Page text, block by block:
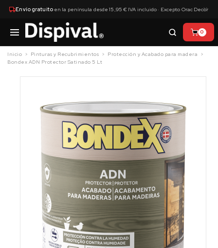
Envío gratuitoen la península desde 15,95 € IVA incluido · Excepto Orac Decor
×
0
Inicio Pinturas y Recubrimientos
Protección y Acabado para madera
Bondex ADN Protector Satinado 5 Lt